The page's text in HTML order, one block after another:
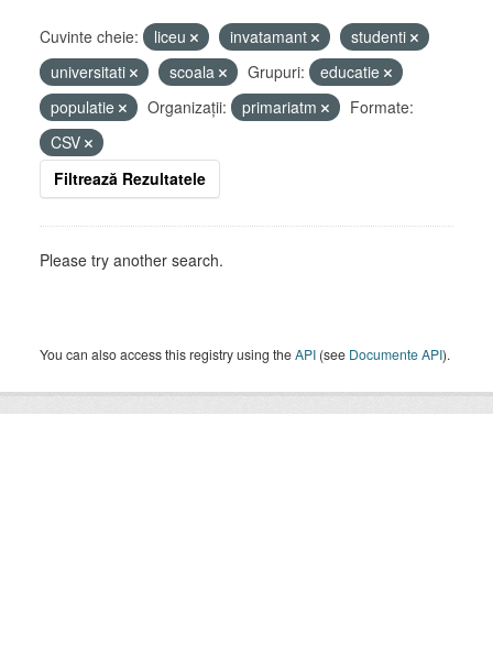
Cuvinte cheie: liceu invatamant
studenti
universitati
scoala Grupuri:
educatie
populatie
Organizații: primariatm
Formate:
CSV
Filtrează Rezultatele
Please try another search.
You can also access this registry using theAPI (see Documente API).